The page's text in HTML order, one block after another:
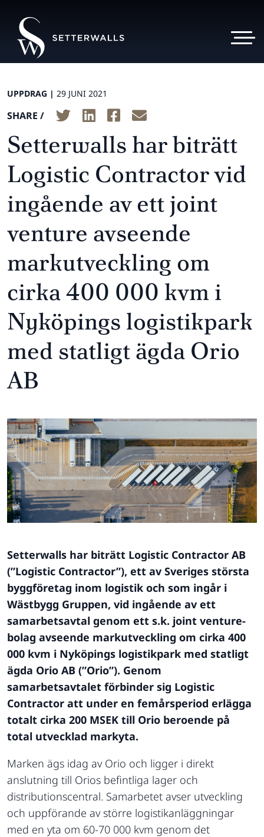
UPPDRAG | 29 JUNI 2021
SHARE /
Setterwalls har biträtt
Logistic Contractor vid
ingående av ett joint
venture avseende
markutveckling om
cirka 400 000 kvm i
Nyköpings logistikpark
med statligt ägda Orio
AB
Setterwalls har biträtt Logistic Contractor AB
(”Logistic Contractor”), ett av Sveriges största
byggföretag inom logistik och som ingår i
Wästbygg Gruppen, vid ingående av ett
samarbetsavtal genom ett s.k. joint venture-
bolag avseende markutveckling om cirka 400
000 kvm i Nyköpings logistikpark med statligt
ägda Orio AB (”Orio”). Genom
samarbetsavtalet förbinder sig Logistic
Contractor att under en femårsperiod erlägga
totalt cirka 200 MSEK till Orio beroende på
total utvecklad markyta.
Marken ägs idag av Orio och ligger i direkt
anslutning till Orios befintliga lager och
distributionscentral. Samarbetet avser utveckling
och uppförande av större logistikanläggningar
med en yta om 60-70 000 kvm genom det